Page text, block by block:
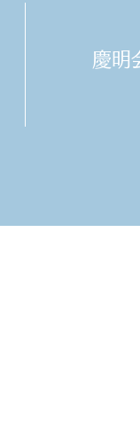
慶明